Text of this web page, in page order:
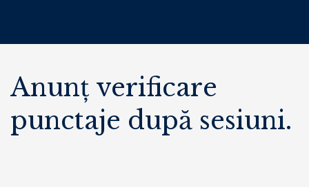
Anunț verificare
punctaje după sesiuni.